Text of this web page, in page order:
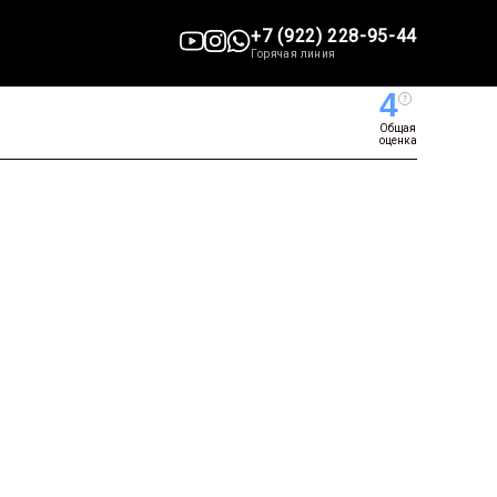
+7 (922) 228-95-44
Горячая линия
4
Общая
оценка